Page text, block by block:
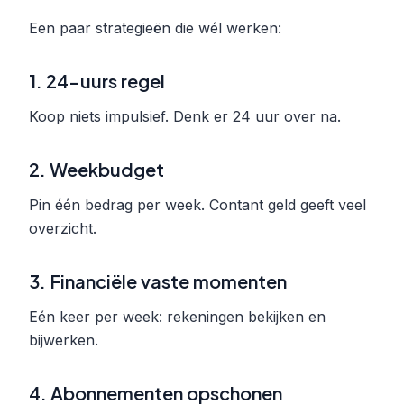
Een paar strategieën die wél werken:
1. 24-uurs regel
Koop niets impulsief. Denk er 24 uur over na.
2. Weekbudget
Pin één bedrag per week. Contant geld geeft veel
overzicht.
3. Financiële vaste momenten
Eén keer per week: rekeningen bekijken en
bijwerken.
4. Abonnementen opschonen